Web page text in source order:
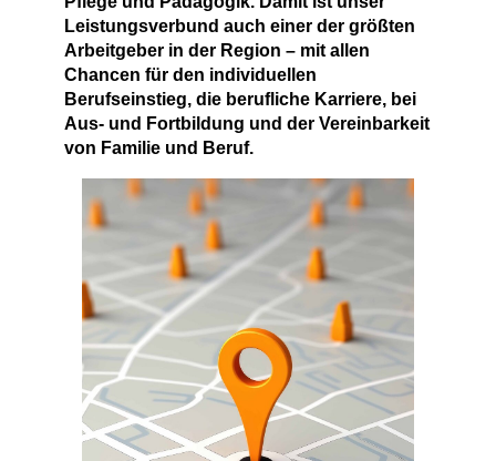
Leistungsverbund auch einer der größten
Arbeitgeber in der Region – mit allen
Chancen für den individuellen
Berufseinstieg, die berufliche Karriere, bei
Aus- und Fortbildung und der Vereinbarkeit
von Familie und Beruf.